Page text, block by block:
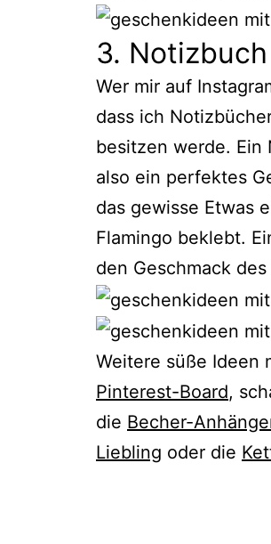
3. Notizbuch
Wer mir auf
dass ich
besitzen werde. Ein
also ein perfektes
das gewisse Etwas
Flamingo beklebt.
den Geschmack
Weitere süße Ideen
Pinterest-Board,
die Becher-
Liebling oder die